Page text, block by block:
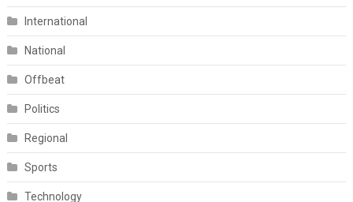
International
National
Offbeat
Politics
Regional
Sports
Technology